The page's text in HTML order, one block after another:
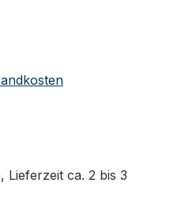
von 5 von 5 Sternen
Lieferzeit ca. 2 bis 3